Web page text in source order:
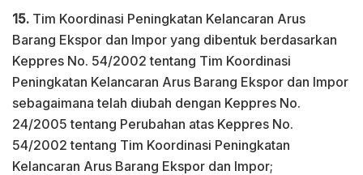
15. Tim Koordinasi Peningkatan Kelancaran Arus
Barang Ekspor dan Impor yang dibentuk berdasarkan
Keppres No. 54/2002 tentang Tim Koordinasi
Peningkatan Kelancaran Arus Barang Ekspor dan Impor
sebagaimana telah diubah dengan Keppres No.
24/2005 tentang Perubahan atas Keppres No.
54/2002 tentang Tim Koordinasi Peningkatan
Kelancaran Arus Barang Ekspor dan Impor;